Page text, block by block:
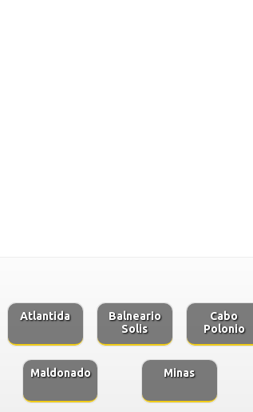
Atlantida
Balneario
Solis
Cabo
Polonio
Maldonado Minas